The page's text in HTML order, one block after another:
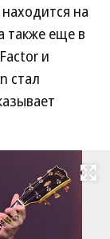
на
также еще в
и
стал
Развернуть